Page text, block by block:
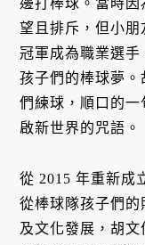
邊打棒球。當時
望且排斥，但小
冠軍成為職業選手
孩子們的棒球夢
們練球，順口的一
啟新世界的咒語。
從 2015 年重新成
從棒球隊孩子們
及文化發展，胡